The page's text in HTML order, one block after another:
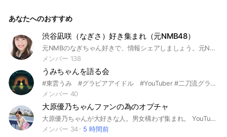
あなたへのおすすめ
渋谷凪咲（なぎさ）好き集まれ（元NMB48）
元NMBのなぎちゃん好きで、情報シェアしましょう。元NMB48（〜2023.12.27）/ YouTube「なぎちゃんネル」 / イタズラジャーニー / 大阪ほんわかテレビ / よ〜いドン！ / 土曜日はダメよ！/ かまいたち机上の空論城 / Day Day. / EX大衆 / DELLXPS / 和食さとアンバサダー / Wingイメージキャラクター / and girlレギュラーモデル / Joshin / 他たくさん きゅんmart / Queentet / 凪咲とザコシ
メンバー 138
うみちゃんを語る会
#東雲うみ #グラビアアイドル #YouTuber #二刀流グラドル #ガンプラ
メンバー 40
大原優乃ちゃんファンの為のオプチャ
大原優乃ちゃんが大好きな人。男女構わず集まれ。 YouTubeチャンネルの話やTik Tokなど優乃ちゃんについて語りましょう #大原優乃ファン
メンバー 34
5 時間前